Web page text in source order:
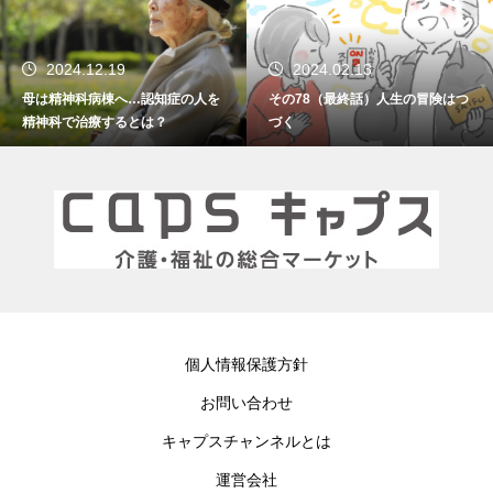
2024.02.13
その78（最終話）人生の冒険はつ
づく
2024.01.15
その77 振り返れば笑門来福
個人情報保護方針
お問い合わせ
キャプスチャンネルとは
運営会社